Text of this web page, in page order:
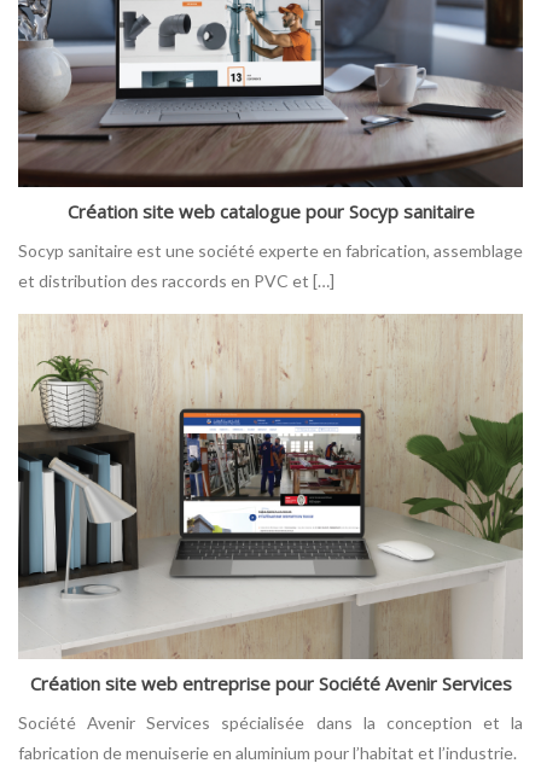
Création site web catalogue pour Socyp sanitaire
Socyp sanitaire est une société experte en fabrication, assemblage
et distribution des raccords en PVC et […]
Création site web entreprise pour Société Avenir Services
Société Avenir Services spécialisée dans la conception et la
fabrication de menuiserie en aluminium pour l’habitat et l’industrie.